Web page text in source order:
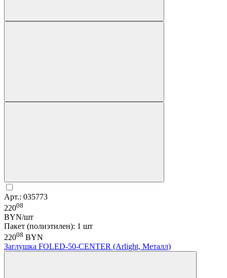
Арт.: 035773
22008
BYN/шт
Пакет (полиэтилен): 1 шт
22008 BYN
Заглушка FOLED-50-CENTER (Arlight, Металл)